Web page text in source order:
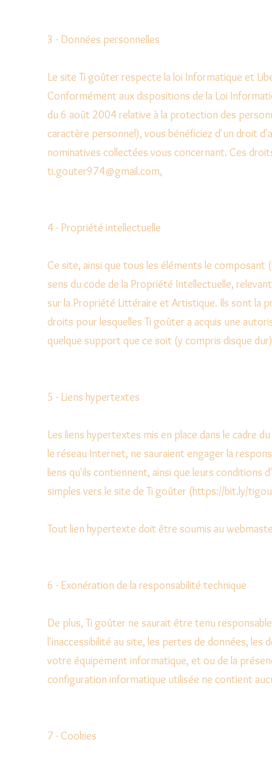
3 - Données personnelles
Le site Ti goûter respecte la loi Informatique et
Conformément aux dispositions de la Loi
du 6 août 2004 relative à la protection des
caractère personnel), vous bénéficiez d'un droit
nominatives collectées vous concernant. Ces
ti.gouter974@gmail.com.
4 - Propriété intellectuelle
Ce site, ainsi que tous les éléments le
sens du code de la Propriété Intellectuelle,
sur la Propriété Littéraire et Artistique. Ils sont la
droits pour lesquelles Ti goûter a acquis une
quelque support que ce soit (y compris disque
5 - Liens hypertextes
Les liens hypertextes mis en place dans le cadre
le réseau Internet, ne sauraient engager la
liens qu'ils contiennent, ainsi que leurs
simples vers le site de Ti goûter (https://bit.ly/
Tout lien hypertexte doit être soumis au
6 - Exonération de la responsabilité technique
De plus, Ti goûter ne saurait être tenu
l'inaccessibilité au site, les pertes de données,
votre équipement informatique, et ou de la
configuration informatique utilisée ne contient
7 - Cookies